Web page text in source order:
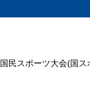
国民スポーツ大会(国ス